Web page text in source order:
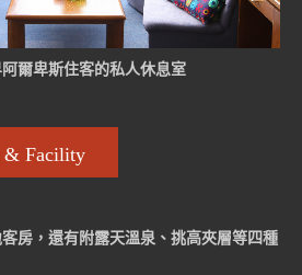
爾卑斯住客的私人休息室
& Facility
房，還有附露天溫泉、挑高夾層等四種